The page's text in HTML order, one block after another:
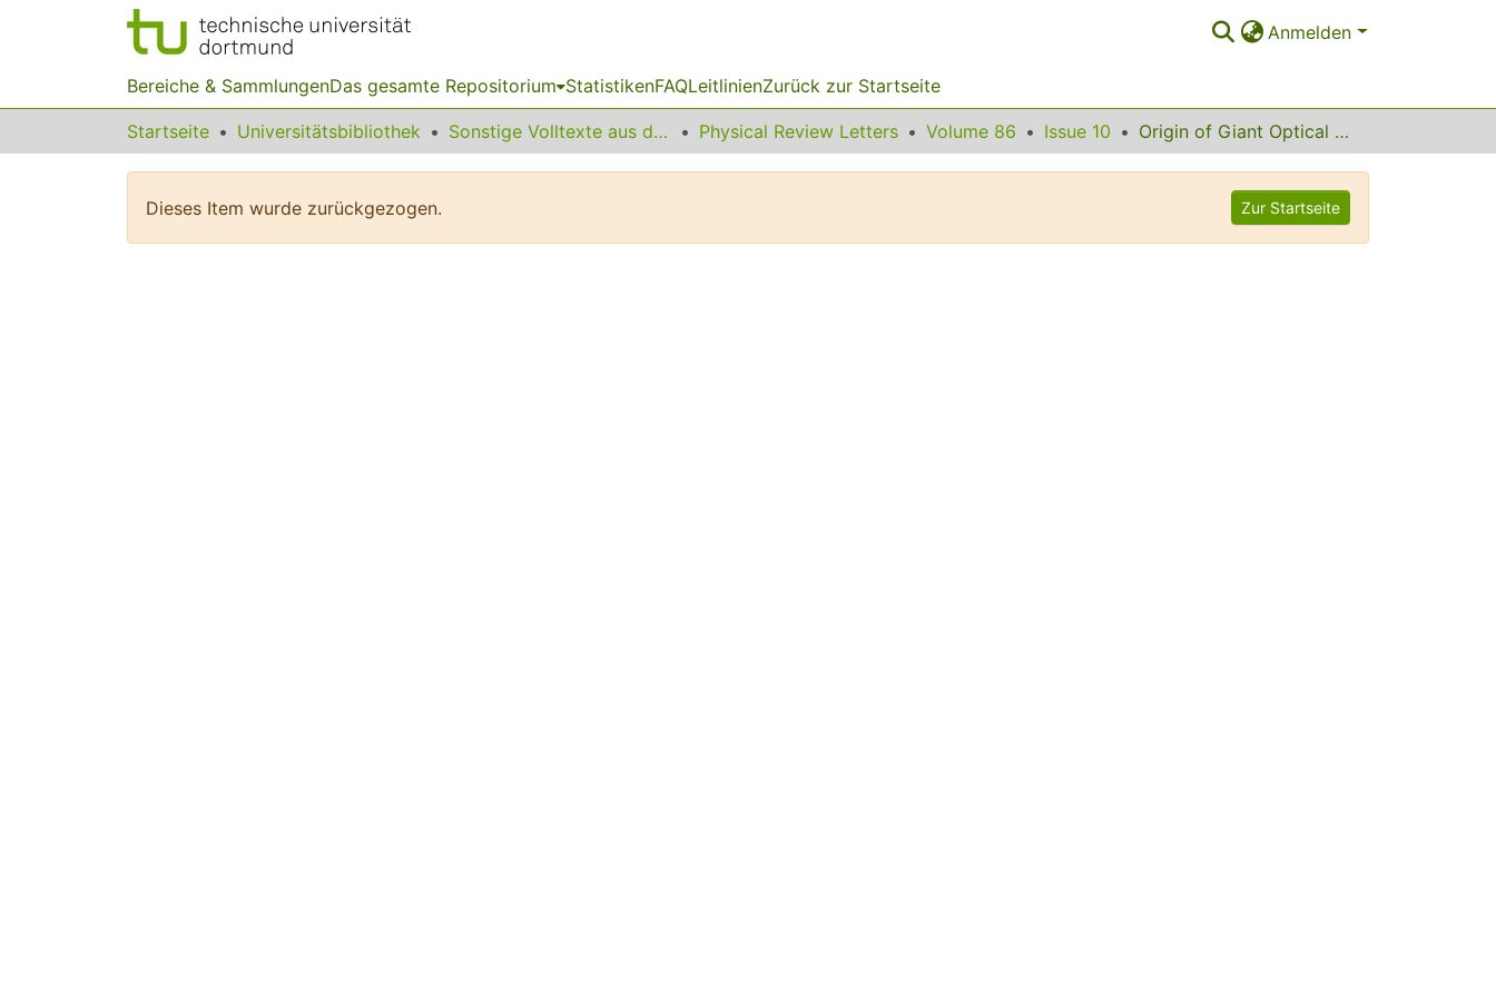
Anmelden
Bereiche & SammlungenDas gesamte Repositorium StatistikenFAQLeitlinienZurück zur Startseite
Startseite Universitätsbibliothek Sonstige Volltexte aus dem Bibliotheksangebot Physical Review Letters Volume 86 Issue 10 Origin of Giant Optical Nonlinearity in Charge-Transfer-Mott Insulators
Dieses Item wurde zurückgezogen. Zur Startseite